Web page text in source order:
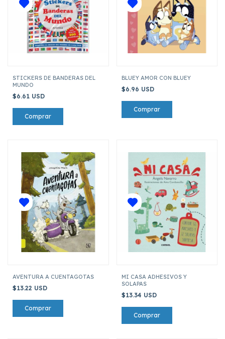
STICKERS DE BANDERAS DEL
MUNDO
$6.61 USD
BLUEY AMOR CON BLUEY
$6.96 USD
AVENTURA A CUENTAGOTAS
$13.22 USD
MI CASA ADHESIVOS Y
SOLAPAS
$13.34 USD